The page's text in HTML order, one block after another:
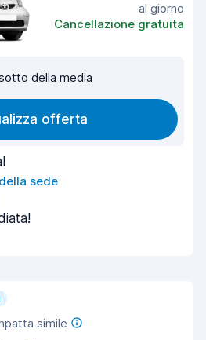
al giorno
Cancellazione gratuita
della media
offerta
sede
simile